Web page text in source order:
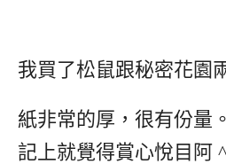
我買了松鼠跟秘密花園
紙非常的厚，很有份量
記上就覺得賞心悅目阿